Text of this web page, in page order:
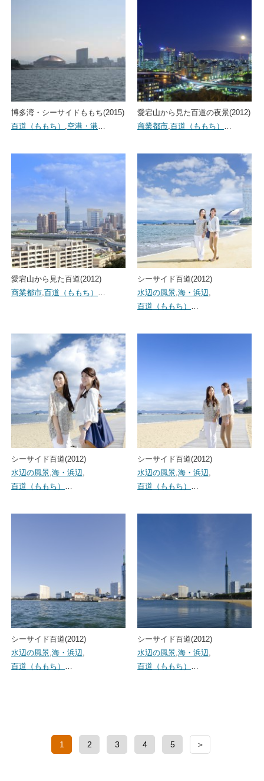
博多湾・シーサイドももち(2015)
百道（ももち） ,空港・港…
愛宕山から見た百道の夜景(2012)
商業都市,百道（ももち） …
愛宕山から見た百道(2012)
商業都市,百道（ももち） …
シーサイド百道(2012)
水辺の風景,海・浜辺,
百道（ももち） …
シーサイド百道(2012)
水辺の風景,海・浜辺,
百道（ももち） …
シーサイド百道(2012)
水辺の風景,海・浜辺,
百道（ももち） …
シーサイド百道(2012)
水辺の風景,海・浜辺,
百道（ももち） …
シーサイド百道(2012)
水辺の風景,海・浜辺,
百道（ももち） …
1 2 3 4 5 ＞